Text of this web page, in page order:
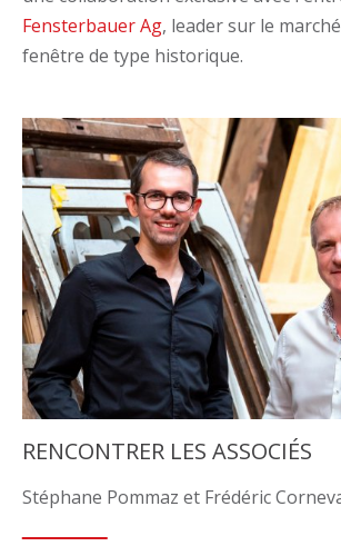
Fensterbauer Ag, leader sur le
fenêtre de type historique.
RENCONTRER LES ASSOCIÉS
Stéphane Pommaz et Frédéric